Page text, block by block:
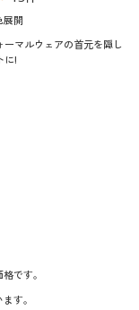
消臭
開
ーマルウェアの首元を隠し
に!
です。
す。